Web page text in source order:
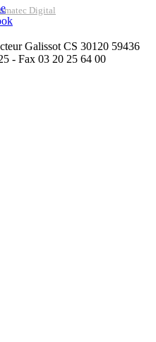
Digital
Galissot CS 30120 59436
- Fax 03 20 25 64 00